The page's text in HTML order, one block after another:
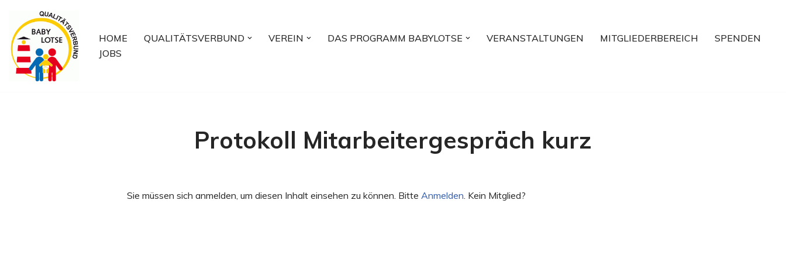
Zum
Inhalt
springen
HOME QUALITÄTSVERBUND VEREIN DAS PROGRAMM BABYLOTSE VERANSTALTUNGEN MITGLIEDERBEREICH
SPENDEN
JOBS
Protokoll Mitarbeitergespräch kurz
Sie müssen sich anmelden, um diesen Inhalt einsehen zu können. Bitte Anmelden . Kein Mitglied?